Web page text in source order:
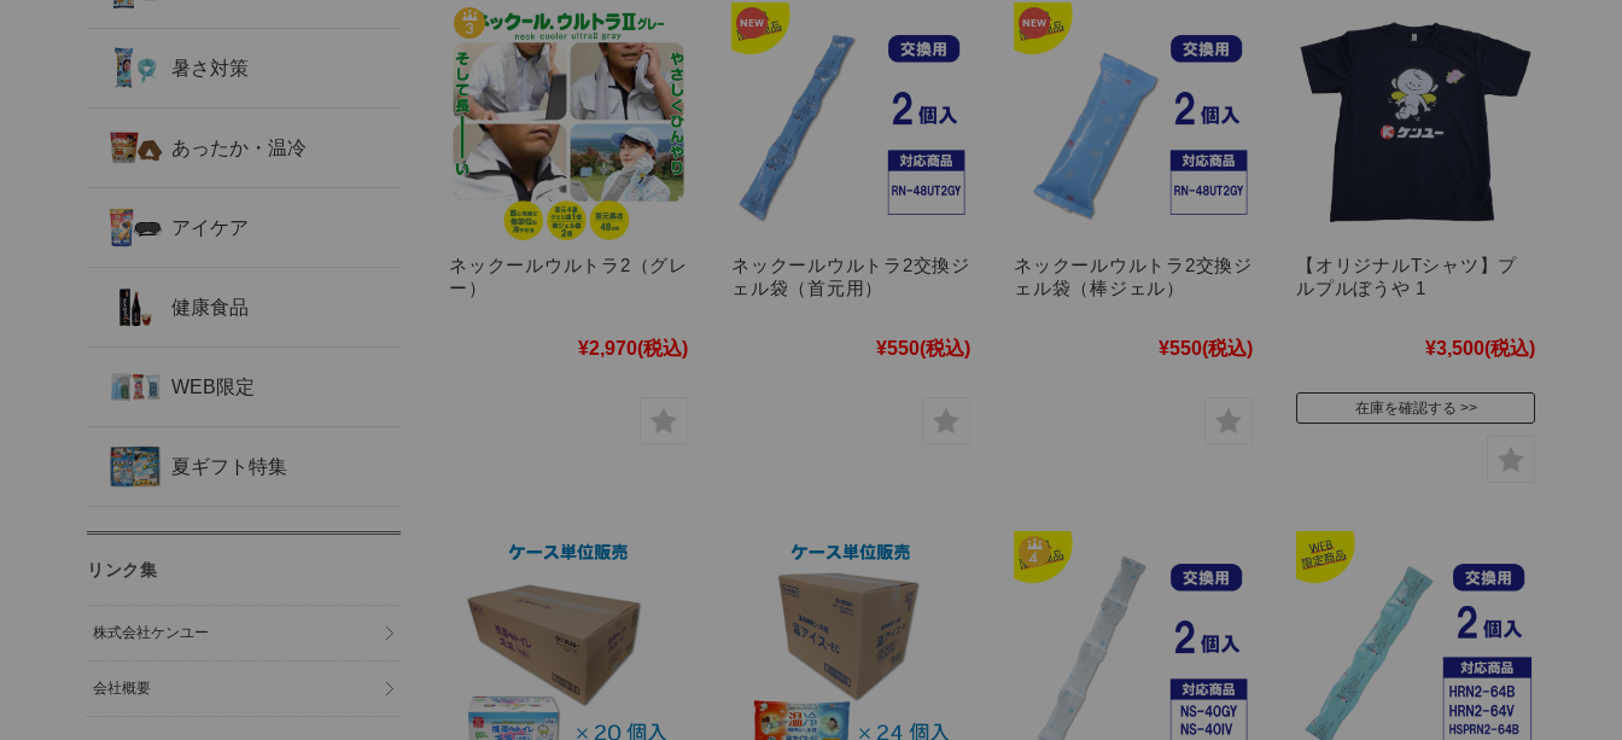
ネックールウルトラ2（グレ
ー）
¥2,970(税込)
ネックールウルトラ2交換ジ
ェル袋（首元用）
¥550(税込)
ネックールウルトラ2交換ジ
ェル袋（棒ジェル）
¥550(税込)
【オリジナルTシャツ】プ
ルプルぼうや 1
¥3,500(税込)
在庫を確認する
暑さ対策
あったか・温冷
アイケア
健康食品
WEB限定
夏ギフト特集
リンク集
株式会社ケンユー
会社概要